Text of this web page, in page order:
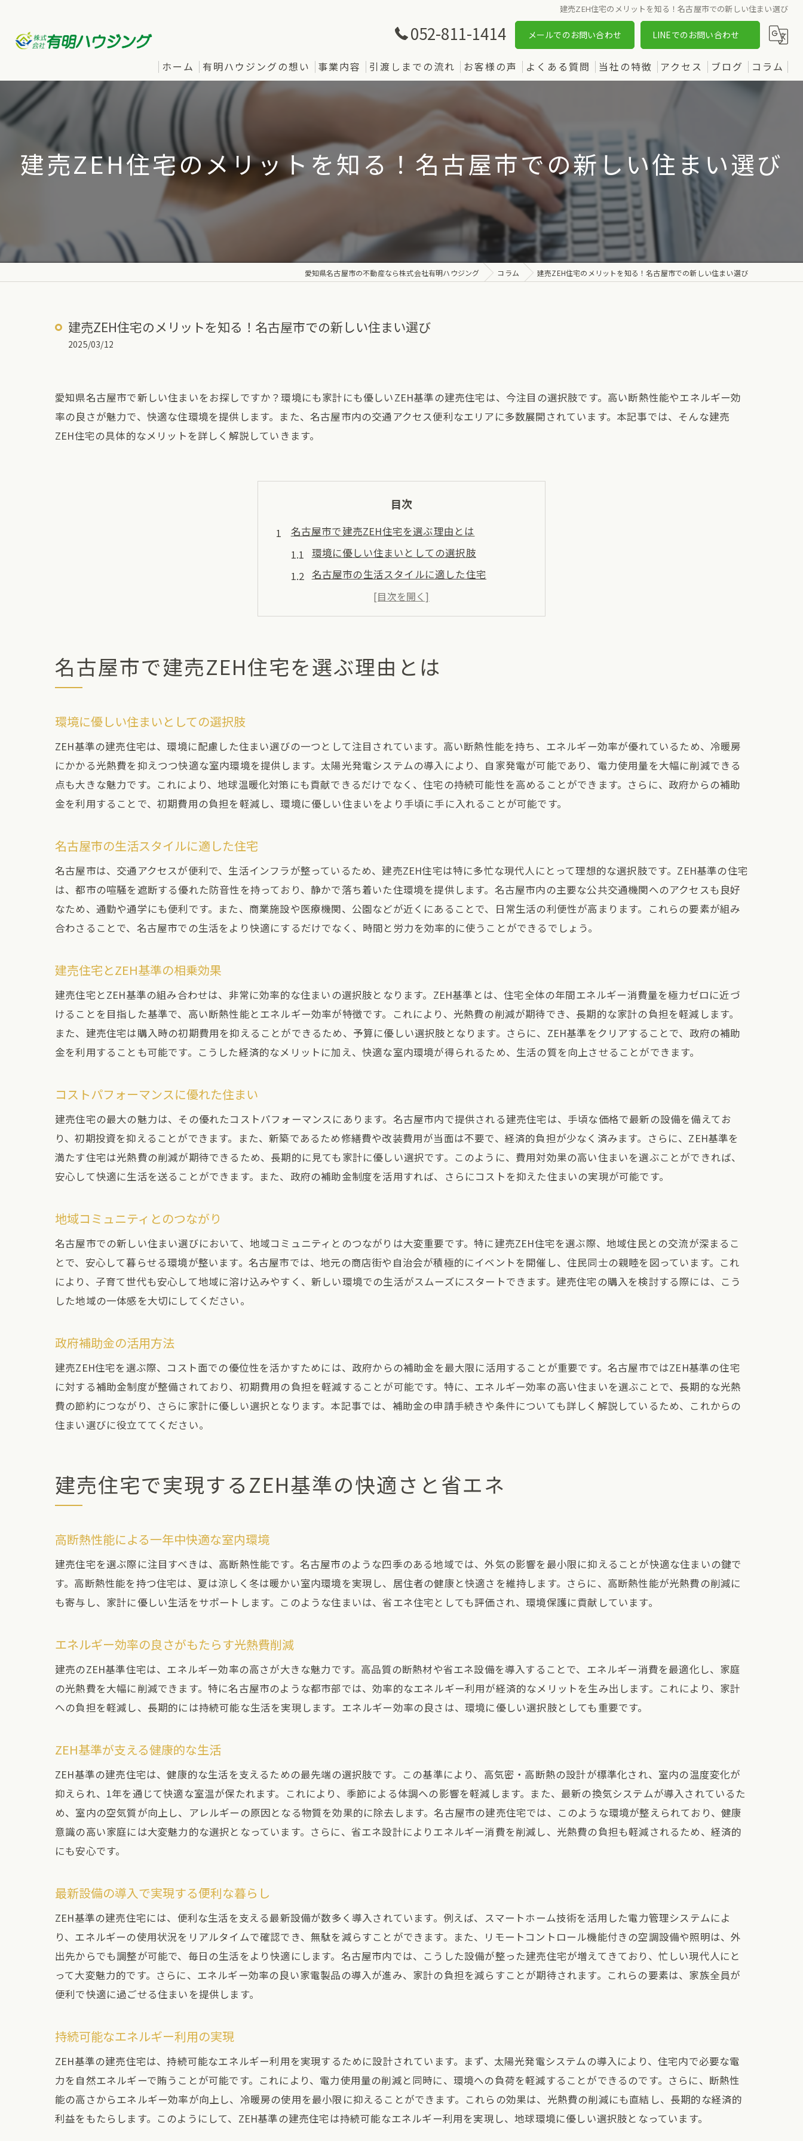
建売ZEH住宅のメリットを知る！名古屋市での新しい住まい選び
052-811-1414 メールでのお問い合わせ LINEでのお問い合わせ
ホーム 有明ハウジングの想い 事業内容 引渡しまでの流れ お客様の声 よくある質問 当社の特徴
土地
新築
中古
アクセス ブログ コラム
建売ZEH住宅のメリットを知る！名古屋市での新しい住まい選び
愛知県名古屋市の不動産なら株式会社有明ハウジング コラム 建売ZEH住宅のメリットを知る！名古屋市での新しい住まい選び
建売ZEH住宅のメリットを知る！名古屋市での新しい住まい選び
2025/03/12
愛知県名古屋市で新しい住まいをお探しですか？環境にも家計にも優しいZEH基準の建売住宅は、今注目の選択肢です。高い断熱性能やエネルギー効
率の良さが魅力で、快適な住環境を提供します。また、名古屋市内の交通アクセス便利なエリアに多数展開されています。本記事では、そんな建売
ZEH住宅の具体的なメリットを詳しく解説していきます。
目次
名古屋市で建売ZEH住宅を選ぶ理由とは
環境に優しい住まいとしての選択肢
名古屋市の生活スタイルに適した住宅
建売住宅とZEH基準の相乗効果
コストパフォーマンスに優れた住まい
政府補助金の活用方法
建売住宅で実現するZEH基準の快適さと省エネ
ZEH基準が支える健康的な生活
最新設備の導入で実現する便利な暮らし
持続可能なエネルギー利用の実現
環境負荷を軽減する住宅デザイン
信頼できる不動産業者の選び方
見学で確認したいZEH基準のポイント
購入前に知っておきたい法的手続き
地域社会に貢献するエコな選択
自然との共生を促進する住環境
都市生活と自然の調和を実現
環境活動への参加と住まいの役割
建売住宅で始める持続可能な生活名古屋市の選択肢
持続可能なライフスタイルの提案
名古屋市でのエコフレンドリーな生活
地域資源を活用した暮らし
未来のために選ぶ住まいの形
ZEH住宅の特長を活かす名古屋市の建売住宅市場
消費者ニーズに応える住宅設計
建売住宅購入で得られる安心感
名古屋市の不動産価値とZEHの関係
先進的な技術で実現する快適さ
健康と住環境の密接な関係
地域特性に合わせた建築デザイン
名古屋市における建売ZEH住宅のトレンドと将来性
名古屋市でのZEH普及の現状
持続可能な都市開発と住宅市場
次世代に継承する住環境の価値
住宅市場におけるZEHの今後の展望
名古屋市で建売ZEH住宅を選ぶ理由とは
環境に優しい住まいとしての選択肢
ZEH基準の建売住宅は、環境に配慮した住まい選びの一つとして注目されています。高い断熱性能を持ち、エネルギー効率が優れているため、冷暖房
にかかる光熱費を抑えつつ快適な室内環境を提供します。太陽光発電システムの導入により、自家発電が可能であり、電力使用量を大幅に削減できる
点も大きな魅力です。これにより、地球温暖化対策にも貢献できるだけでなく、住宅の持続可能性を高めることができます。さらに、政府からの補助
金を利用することで、初期費用の負担を軽減し、環境に優しい住まいをより手頃に手に入れることが可能です。
名古屋市の生活スタイルに適した住宅
名古屋市は、交通アクセスが便利で、生活インフラが整っているため、建売ZEH住宅は特に多忙な現代人にとって理想的な選択肢です。ZEH基準の住宅
は、都市の喧騒を遮断する優れた防音性を持っており、静かで落ち着いた住環境を提供します。名古屋市内の主要な公共交通機関へのアクセスも良好
なため、通勤や通学にも便利です。また、商業施設や医療機関、公園などが近くにあることで、日常生活の利便性が高まります。これらの要素が組み
合わさることで、名古屋市での生活をより快適にするだけでなく、時間と労力を効率的に使うことができるでしょう。
建売住宅とZEH基準の相乗効果
建売住宅とZEH基準の組み合わせは、非常に効率的な住まいの選択肢となります。ZEH基準とは、住宅全体の年間エネルギー消費量を極力ゼロに近づ
けることを目指した基準で、高い断熱性能とエネルギー効率が特徴です。これにより、光熱費の削減が期待でき、長期的な家計の負担を軽減します。
また、建売住宅は購入時の初期費用を抑えることができるため、予算に優しい選択肢となります。さらに、ZEH基準をクリアすることで、政府の補助
金を利用することも可能です。こうした経済的なメリットに加え、快適な室内環境が得られるため、生活の質を向上させることができます。
コストパフォーマンスに優れた住まい
建売住宅の最大の魅力は、その優れたコストパフォーマンスにあります。名古屋市内で提供される建売住宅は、手頃な価格で最新の設備を備えてお
り、初期投資を抑えることができます。また、新築であるため修繕費や改装費用が当面は不要で、経済的負担が少なく済みます。さらに、ZEH基準を
満たす住宅は光熱費の削減が期待できるため、長期的に見ても家計に優しい選択です。このように、費用対効果の高い住まいを選ぶことができれば、
安心して快適に生活を送ることができます。また、政府の補助金制度を活用すれば、さらにコストを抑えた住まいの実現が可能です。
地域コミュニティとのつながり
名古屋市での新しい住まい選びにおいて、地域コミュニティとのつながりは大変重要です。特に建売ZEH住宅を選ぶ際、地域住民との交流が深まるこ
とで、安心して暮らせる環境が整います。名古屋市では、地元の商店街や自治会が積極的にイベントを開催し、住民同士の親睦を図っています。これ
により、子育て世代も安心して地域に溶け込みやすく、新しい環境での生活がスムーズにスタートできます。建売住宅の購入を検討する際には、こう
した地域の一体感を大切にしてください。
政府補助金の活用方法
建売ZEH住宅を選ぶ際、コスト面での優位性を活かすためには、政府からの補助金を最大限に活用することが重要です。名古屋市ではZEH基準の住宅
に対する補助金制度が整備されており、初期費用の負担を軽減することが可能です。特に、エネルギー効率の高い住まいを選ぶことで、長期的な光熱
費の節約につながり、さらに家計に優しい選択となります。本記事では、補助金の申請手続きや条件についても詳しく解説しているため、これからの
住まい選びに役立ててください。
建売住宅で実現するZEH基準の快適さと省エネ
高断熱性能による一年中快適な室内環境
建売住宅を選ぶ際に注目すべきは、高断熱性能です。名古屋市のような四季のある地域では、外気の影響を最小限に抑えることが快適な住まいの鍵で
す。高断熱性能を持つ住宅は、夏は涼しく冬は暖かい室内環境を実現し、居住者の健康と快適さを維持します。さらに、高断熱性能が光熱費の削減に
も寄与し、家計に優しい生活をサポートします。このような住まいは、省エネ住宅としても評価され、環境保護に貢献しています。
エネルギー効率の良さがもたらす光熱費削減
建売のZEH基準住宅は、エネルギー効率の高さが大きな魅力です。高品質の断熱材や省エネ設備を導入することで、エネルギー消費を最適化し、家庭
の光熱費を大幅に削減できます。特に名古屋市のような都市部では、効率的なエネルギー利用が経済的なメリットを生み出します。これにより、家計
への負担を軽減し、長期的には持続可能な生活を実現します。エネルギー効率の良さは、環境に優しい選択肢としても重要です。
ZEH基準が支える健康的な生活
ZEH基準の建売住宅は、健康的な生活を支えるための最先端の選択肢です。この基準により、高気密・高断熱の設計が標準化され、室内の温度変化が
抑えられ、1年を通じて快適な室温が保たれます。これにより、季節による体調への影響を軽減します。また、最新の換気システムが導入されているた
め、室内の空気質が向上し、アレルギーの原因となる物質を効果的に除去します。名古屋市の建売住宅では、このような環境が整えられており、健康
意識の高い家庭には大変魅力的な選択となっています。さらに、省エネ設計によりエネルギー消費を削減し、光熱費の負担も軽減されるため、経済的
にも安心です。
最新設備の導入で実現する便利な暮らし
ZEH基準の建売住宅には、便利な生活を支える最新設備が数多く導入されています。例えば、スマートホーム技術を活用した電力管理システムによ
り、エネルギーの使用状況をリアルタイムで確認でき、無駄を減らすことができます。また、リモートコントロール機能付きの空調設備や照明は、外
出先からでも調整が可能で、毎日の生活をより快適にします。名古屋市内では、こうした設備が整った建売住宅が増えてきており、忙しい現代人にと
って大変魅力的です。さらに、エネルギー効率の良い家電製品の導入が進み、家計の負担を減らすことが期待されます。これらの要素は、家族全員が
便利で快適に過ごせる住まいを提供します。
持続可能なエネルギー利用の実現
ZEH基準の建売住宅は、持続可能なエネルギー利用を実現するために設計されています。まず、太陽光発電システムの導入により、住宅内で必要な電
力を自然エネルギーで賄うことが可能です。これにより、電力使用量の削減と同時に、環境への負荷を軽減することができるのです。さらに、断熱性
能の高さからエネルギー効率が向上し、冷暖房の使用を最小限に抑えることができます。これらの効果は、光熱費の削減にも直結し、長期的な経済的
利益をもたらします。このようにして、ZEH基準の建売住宅は持続可能なエネルギー利用を実現し、地球環境に優しい選択肢となっています。